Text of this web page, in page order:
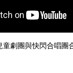
童劇團與快閃合唱團